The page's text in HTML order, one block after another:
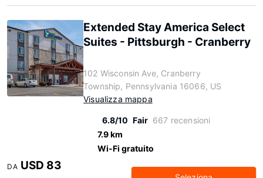
Extended Stay America Select
Suites - Pittsburgh - Cranberry
102 Wisconsin Ave, Cranberry
Township, Pennsylvania 16066, US
Visualizza mappa
6.8/10 Fair 667 recensioni
7.9 km
Wi-Fi gratuito
DA USD 83